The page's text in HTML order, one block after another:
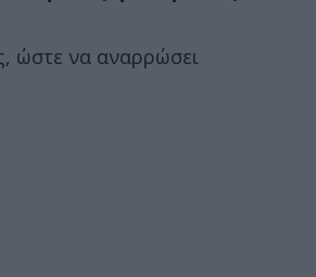
ώστε να αναρρώσει